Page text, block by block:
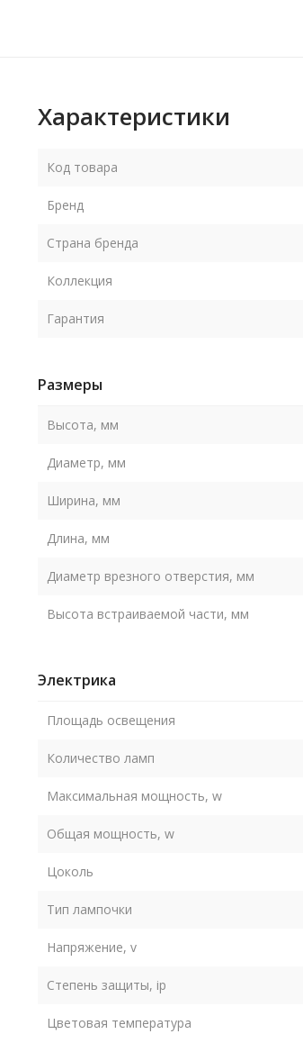
Характеристики
Код товара
Бренд
Страна бренда
Коллекция
Гарантия
Размеры
Высота, мм
Диаметр, мм
Ширина, мм
Длина, мм
Диаметр врезного отверстия, мм
Высота встраиваемой части, мм
Электрика
Площадь освещения
Количество ламп
Максимальная мощность, w
Общая мощность, w
Цоколь
Тип лампочки
Напряжение, v
Степень защиты, ip
Цветовая температура